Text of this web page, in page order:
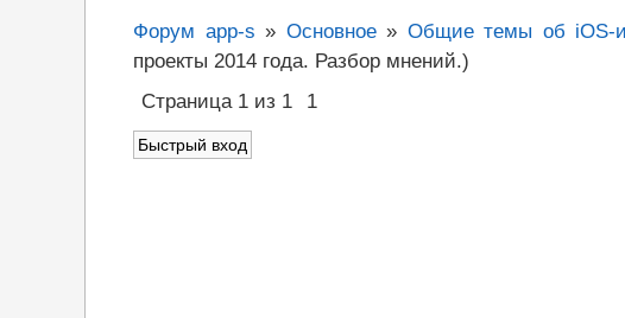
Форум app-s » Основное » Общие темы об iOS-
проекты 2014 года. Разбор мнений.)
Страница 1 из 1
1